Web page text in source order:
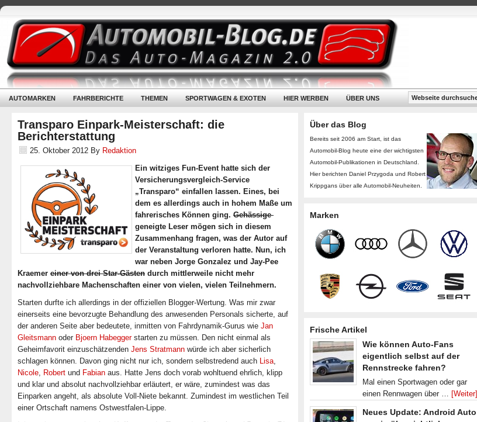
AUTOMARKEN FAHRBERICHTE THEMEN SPORTWAGEN & EXOTEN HIER WERBEN ÜBER UNS
Transparo Einpark-Meisterschaft: die
Berichterstattung
25. Oktober 2012 By Redaktion
Ein witziges Fun-Event hatte sich der
Versicherungsvergleich-Service
„Transparo“ einfallen lassen. Eines, bei
dem es allerdings auch in hohem Maße um
fahrerisches Können ging. Gehässige
geneigte Leser mögen sich in diesem
Zusammenhang fragen, was der Autor auf
der Veranstaltung verloren hatte. Nun, ich
war neben Jorge Gonzalez und Jay-Pee
Kraemer einer von drei Star-Gästen durch mittlerweile nicht mehr
nachvollziehbare Machenschaften einer von vielen, vielen Teilnehmern.
Starten durfte ich allerdings in der offiziellen Blogger-Wertung. Was mir zwar
einerseits eine bevorzugte Behandlung des anwesenden Personals sicherte, auf
der anderen Seite aber bedeutete, inmitten von Fahrdynamik-Gurus wie Jan
Gleitsmann oder Bjoern Habeggerstarten zu müssen. Den nicht einmal als
Geheimfavorit einzuschätzenden Jens Stratmann würde ich aber sicherlich
schlagen können. Davon ging nicht nur ich, sondern selbstredend auch Lisa,
Nicole, Robert und Fabian aus. Hatte Jens doch vorab wohltuend ehrlich, klipp
und klar und absolut nachvollziehbar erläutert, er wäre, zumindest was das
Einparken angeht, als absolute Voll-Niete bekannt. Zumindest im westlichen Teil
einer Ortschaft namens Ostwestfalen-Lippe.
Über das Blog
Bereits seit 2006 am Start, ist das
Automobil-Blog heute eine der wichtigsten
Automobil-Publikationen in Deutschland.
Hier berichten Daniel Przygoda und Robert
Krippgans über alle Automobil-Neuheiten.
Marken
Frische Artikel
Wie können Auto-Fans
eigentlich selbst auf der
Rennstrecke fahren?
Mal einen Sportwagen oder gar
einen Rennwagen über … [Weiter]
Neues Update: Android Auto